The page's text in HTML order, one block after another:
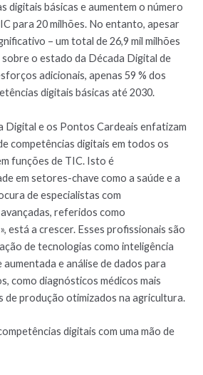
digitais básicas e aumentem o número
para 20 milhões. No entanto, apesar
– um total de 26,9 mil milhões
o estado da Década Digital de
adicionais, apenas 59 % dos
digitais básicas até 2030.
Digital e os Pontos Cardeais enfatizam
competências digitais em todos os
funções de TIC. Isto é
em setores-chave como a saúde e a
de especialistas com
referidos como
está a crescer. Esses profissionais são
de tecnologias como inteligência
e análise de dados para
como diagnósticos médicos mais
de produção otimizados na agricultura.
digitais com uma mão de